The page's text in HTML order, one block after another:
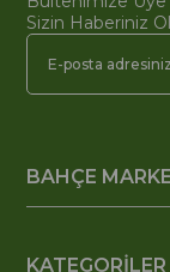
Sizin Haberiniz
BAHÇE
KATEGORİLER